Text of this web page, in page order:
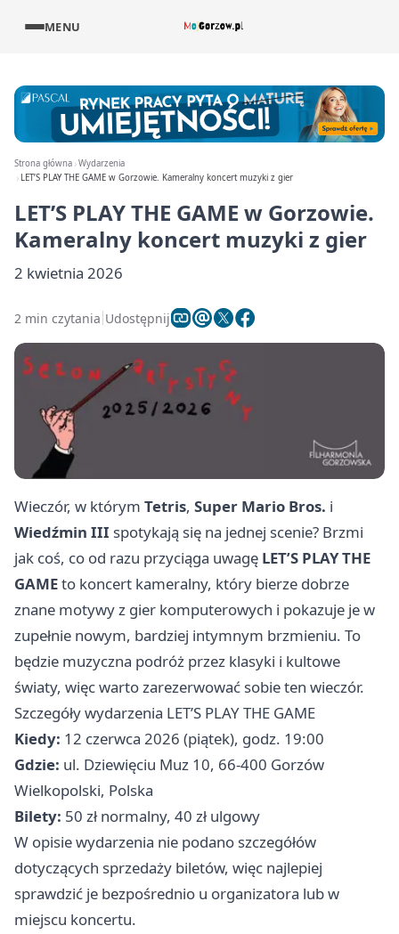
MENU
Strona główna Wydarzenia
LET’S PLAY THE GAME w Gorzowie. Kameralny koncert muzyki z gier
LET’S PLAY THE GAME w Gorzowie.
Kameralny koncert muzyki z gier
2 kwietnia 2026
2 min czytania Udostępnij
Wieczór, w którym Tetris, Super Mario Bros. i
Wiedźmin III spotykają się na jednej scenie? Brzmi
jak coś, co od razu przyciąga uwagę LET’S PLAY THE
GAMEto koncert kameralny, który bierze dobrze
znane motywy z gier komputerowych i pokazuje je w
zupełnie nowym, bardziej intymnym brzmieniu. To
będzie muzyczna podróż przez klasyki i kultowe
światy, więc warto zarezerwować sobie ten wieczór.
Szczegóły wydarzenia LET’S PLAY THE GAME
Kiedy: 12 czerwca 2026 (piątek), godz. 19:00
Gdzie: ul. Dziewięciu Muz 10, 66-400 Gorzów
Wielkopolski, Polska
Bilety: 50 zł normalny, 40 zł ulgowy
W opisie wydarzenia nie podano szczegółów
dotyczących sprzedaży biletów, więc najlepiej
sprawdzić je bezpośrednio u organizatora lub w
miejscu koncertu.